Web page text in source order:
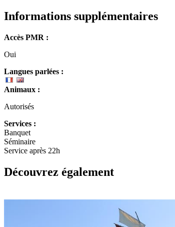
Informations supplémentaires
Accès PMR :
Oui
Langues parlées :
Animaux :
Autorisés
Services :
Banquet
Séminaire
Service après 22h
Découvrez également